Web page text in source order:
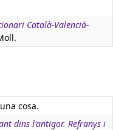
Català-Valencià-
cosa.
dins l'antigor. Refranys i